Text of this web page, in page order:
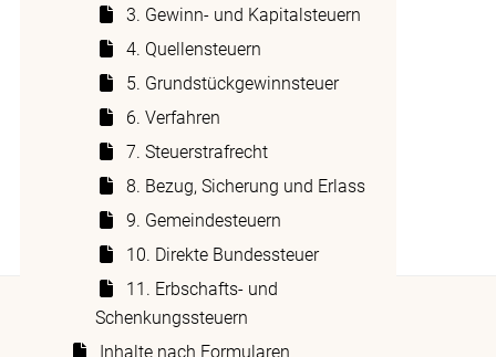
3. Gewinn- und Kapitalsteuern
4. Quellensteuern
5. Grundstückgewinnsteuer
6. Verfahren
7. Steuerstrafrecht
8. Bezug, Sicherung und Erlass
9. Gemeindesteuern
10. Direkte Bundessteuer
11. Erbschafts- und
Schenkungssteuern
Inhalte nach Formularen
Weiterbildung
Fahrkosten für den Arbeitsweg
Homeoffice bei unselbständiger
Erwerbstätigkeit
Organhaftung
Parifonds und Gimafonds
Halten Sie sich auf dem Laufenden: